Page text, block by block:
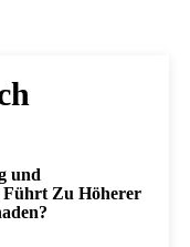
und
Führt Zu Höherer